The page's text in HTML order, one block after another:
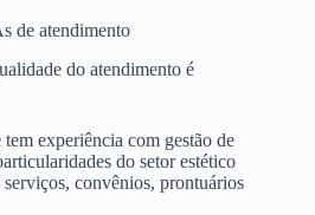
de atendimento
do atendimento é
experiência com gestão de
do setor estético
convênios, prontuários